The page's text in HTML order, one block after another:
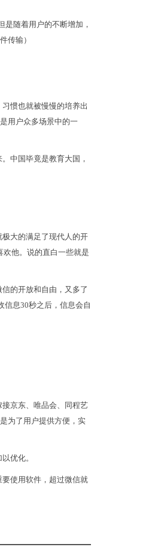
随着用户的不断增加，
传输）
惯也就被慢慢的培养出
用户众多场景中的一
中国毕竟是教育大国，
大的满足了现代人的开
欢他。说的直白一些就是
的开放和自由，又多了
信息30秒之后，信息会自
京东、唯品会、同程艺
为了用户提供方便，实
优化。
使用软件，超过微信就